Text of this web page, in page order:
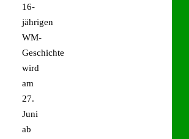
16-
jährigen
WM-
Geschichte
wird
am
27.
Juni
ab